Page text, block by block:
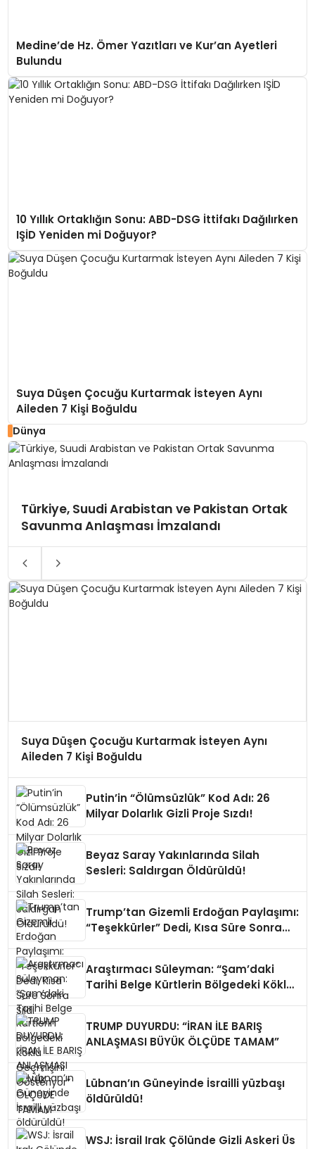
Medine’de Hz. Ömer Yazıtları ve Kur’an Ayetleri
Bulundu
10 Yıllık Ortaklığın Sonu: ABD-DSG İttifakı Dağılırken
IŞİD Yeniden mi Doğuyor?
Suya Düşen Çocuğu Kurtarmak İsteyen Aynı
Aileden 7 Kişi Boğuldu
Dünya
Türkiye, Suudi Arabistan ve Pakistan Ortak
Savunma Anlaşması İmzalandı
Suya Düşen Çocuğu Kurtarmak İsteyen Aynı
Aileden 7 Kişi Boğuldu
Putin’in “Ölümsüzlük” Kod Adı: 26
Milyar Dolarlık Gizli Proje Sızdı!
Beyaz Saray Yakınlarında Silah
Sesleri: Saldırgan Öldürüldü!
Trump’tan Gizemli Erdoğan Paylaşımı:
“Teşekkürler” Dedi, Kısa Süre Sonra
Araştırmacı Süleyman: “Şam’daki
Tarihi Belge Kürtlerin Bölgedeki Köklü
TRUMP DUYURDU: “İRAN İLE BARIŞ
ANLAŞMASI BÜYÜK ÖLÇÜDE TAMAM”
Lübnan’ın Güneyinde İsrailli yüzbaşı
öldürüldü!
WSJ: İsrail Irak Çölünde Gizli Askeri Üs